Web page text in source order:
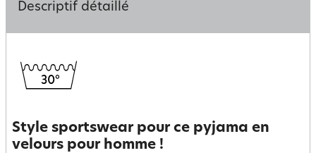
Descriptif détaillé
Style sportswear pour ce pyjama en
velours pour homme !